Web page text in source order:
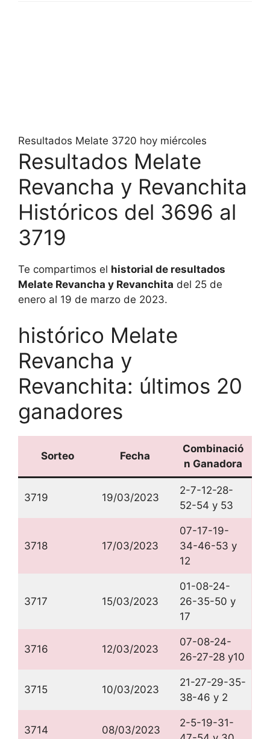
Resultados Melate 3720 hoy miércoles
Resultados Melate
Revancha y Revanchita
Históricos del 3696 al
3719
Te compartimos el historial de resultados
Melate Revancha y Revanchita del 25 de
enero al 19 de marzo de 2023.
histórico Melate
Revancha y
Revanchita: últimos 20
ganadores
Sorteo Fecha
Combinació
n Ganadora
3719 19/03/2023
2-7-12-28-
52-54 y 53
3718 17/03/2023
07-17-19-
34-46-53 y
12
3717 15/03/2023
01-08-24-
26-35-50 y
17
3716 12/03/2023
07-08-24-
26-27-28 y10
3715 10/03/2023
21-27-29-35-
38-46 y 2
3714 08/03/2023
2-5-19-31-